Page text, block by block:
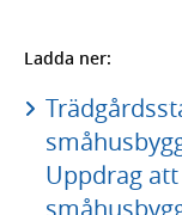
Ladda ner:
Uppdrag